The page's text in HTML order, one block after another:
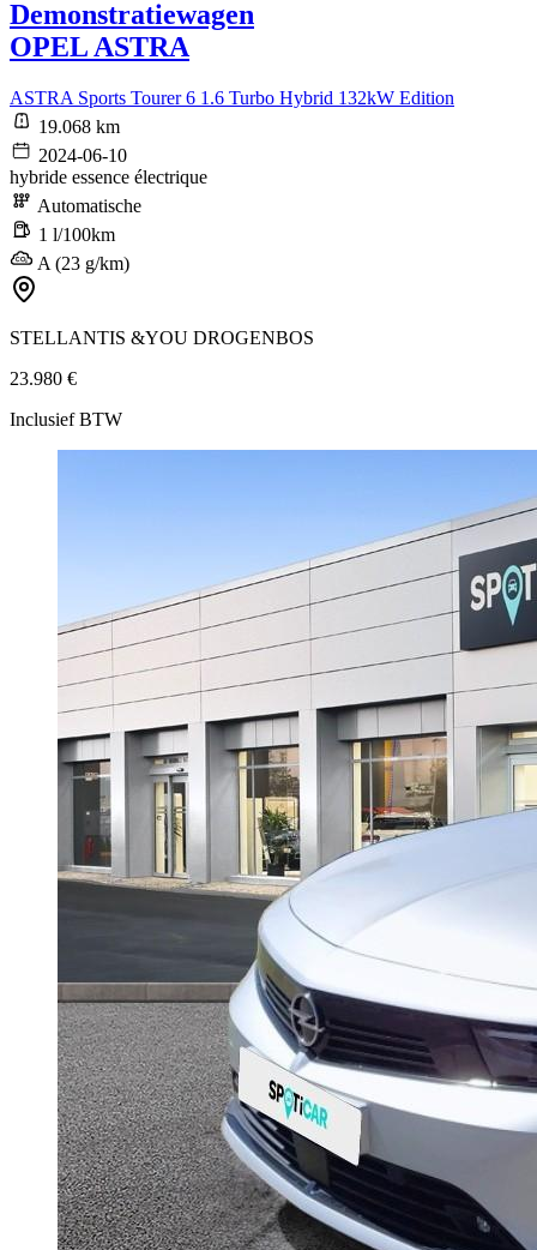
Demonstratiewagen
OPEL ASTRA
ASTRA Sports Tourer 6 1.6 Turbo Hybrid 132kW Edition
19.068 km
2024-06-10
hybride essence électrique
Automatische
1 l/100km
A (23 g/km)
STELLANTIS &YOU DROGENBOS
23.980 €
Inclusief BTW